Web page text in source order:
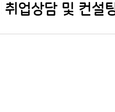
업상담 및 컨설